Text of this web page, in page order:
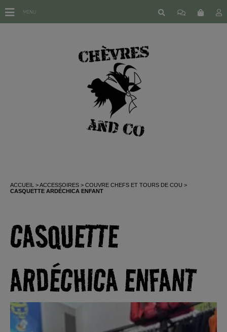
ACCUEIL ACCESSOIRES
COUVRE CHEFS ET TOURS DE COU
CASQUETTE ARDÉCHICA ENFANT
CASQUETTE
ARDÉCHICA ENFANT
MENU